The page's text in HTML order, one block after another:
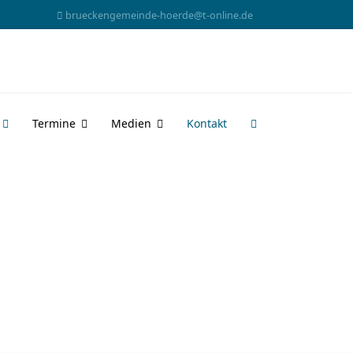
brueckengemeinde-hoerde@t-online.de
Termine Medien Kontakt